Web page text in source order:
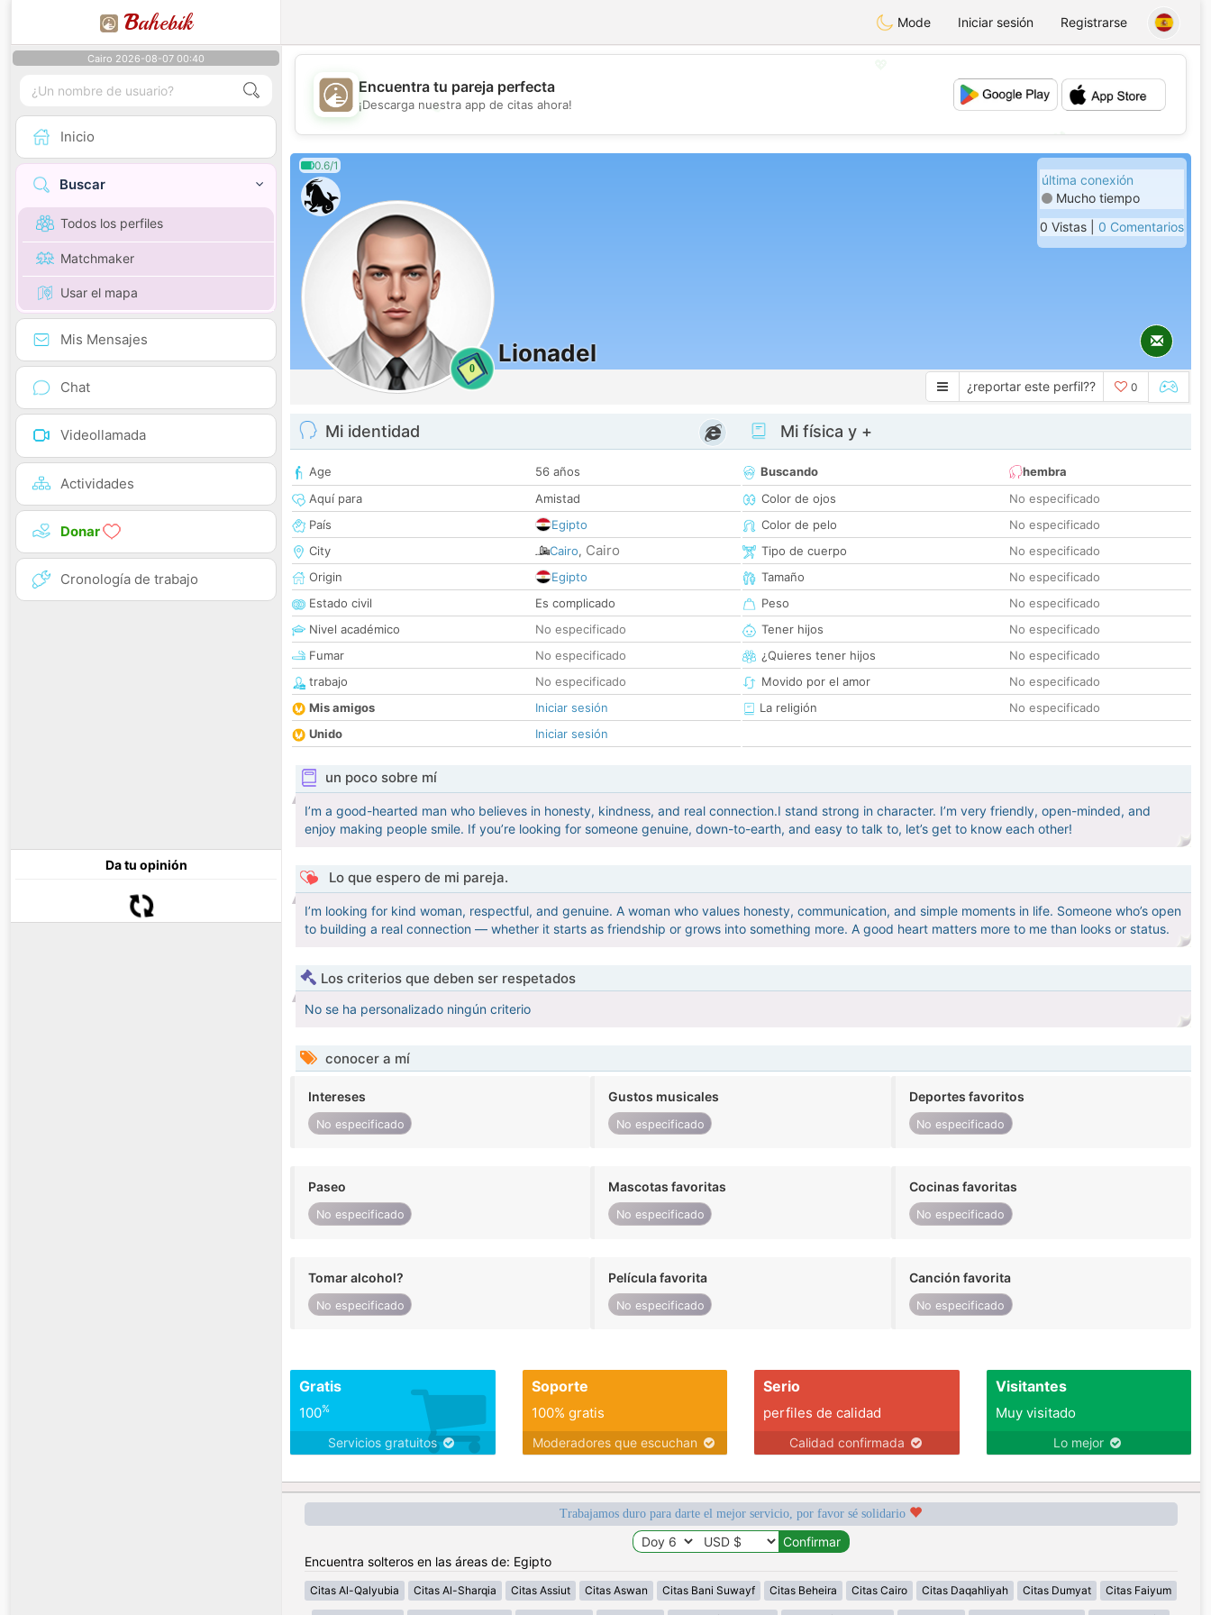
Bahebik Mode Iniciar sesión Registrarse
Cairo 2026-08-07 00:40
Inicio
Buscar
Todos los perfiles
Matchmaker
Usar el mapa
Mis Mensajes
Chat
Videollamada
Actividades
Donar
Cronología de trabajo
Da tu opinión
💖
💕
Encuentra tu pareja perfecta
¡Descarga nuestra app de citas ahora!
0.6/1
0
Lionadel
última conexión
Mucho tiempo
0 Vistas | 0 Comentarios
¿reportar este perfil?? 0
Mi identidad
Age
56 años
Aquí para
Amistad
País
Egipto
City
Cairo, Cairo
Origin
Egipto
Estado civil
Es complicado
Nivel académico
No especificado
Fumar
No especificado
trabajo
No especificado
Mis amigos
Iniciar sesión
Unido
Iniciar sesión
Mi física y +
Buscando
hembra
Color de ojos
No especificado
Color de pelo
No especificado
Tipo de cuerpo
No especificado
Tamaño
No especificado
Peso
No especificado
Tener hijos
No especificado
¿Quieres tener hijos
No especificado
Movido por el amor
No especificado
La religión
No especificado
un poco sobre mí
I’m a good-hearted man who believes in honesty, kindness, and real connection.I stand strong in character. I’m very friendly, open-minded, and
enjoy making people smile. If you’re looking for someone genuine, down-to-earth, and easy to talk to, let’s get to know each other!
Lo que espero de mi pareja.
I’m looking for kind woman, respectful, and genuine. A woman who values honesty, communication, and simple moments in life. Someone who’s open
to building a real connection — whether it starts as friendship or grows into something more. A good heart matters more to me than looks or status.
Los criterios que deben ser respetados
No se ha personalizado ningún criterio
conocer a mí
Intereses
No especificado
Gustos musicales
No especificado
Deportes favoritos
No especificado
Paseo
No especificado
Mascotas favoritas
No especificado
Cocinas favoritas
No especificado
Tomar alcohol?
No especificado
Película favorita
No especificado
Canción favorita
No especificado
Gratis
100%
Servicios gratuitos
Soporte
100% gratis
Moderadores que escuchan
Serio
perfiles de calidad
Calidad confirmada
Visitantes
Muy visitado
Lo mejor
Trabajamos duro para darte el mejor servicio, por favor sé solidario
Encuentra solteros en las áreas de: Egipto
Citas Al-Qalyubia Citas Al-Sharqia Citas Assiut Citas Aswan Citas Bani Suwayf Citas Beheira Citas Cairo Citas Daqahliyah Citas Dumyat Citas Faiyum